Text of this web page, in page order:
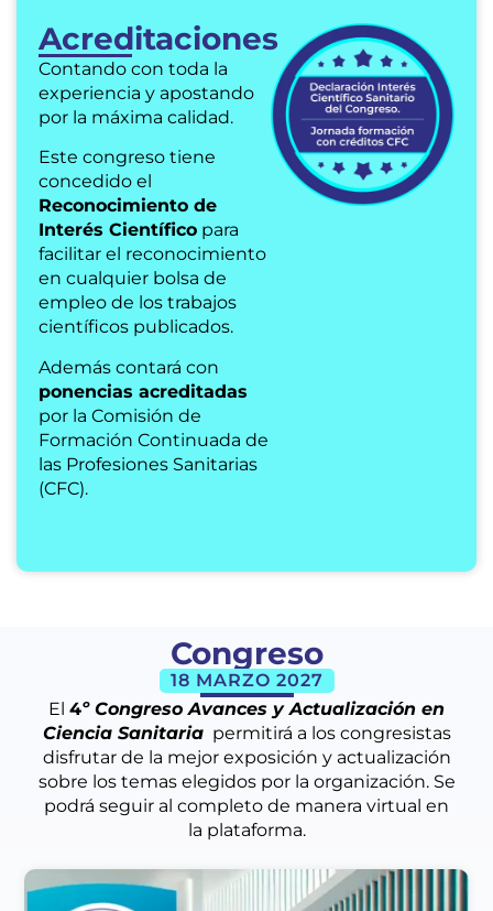
Acreditaciones
Contando con toda la
experiencia y apostando
por la máxima calidad.
Este congreso tiene
concedido el
Reconocimiento de
Interés Científico para
facilitar el reconocimiento
en cualquier bolsa de
empleo de los trabajos
científicos publicados.
Además contará con
ponencias acreditadas
por la Comisión de
Formación Continuada de
las Profesiones Sanitarias
(CFC).
Congreso
18 MARZO 2027
El 4º Congreso Avances y Actualización en
Ciencia Sanitaria permitirá a los congresistas
disfrutar de la mejor exposición y actualización
sobre los temas elegidos por la organización. Se
podrá seguir al completo de manera virtual en
la plataforma.